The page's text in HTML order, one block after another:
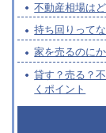
不動産相場は
持ち回りって
家を売るのに
貸す？売る？
くポイント